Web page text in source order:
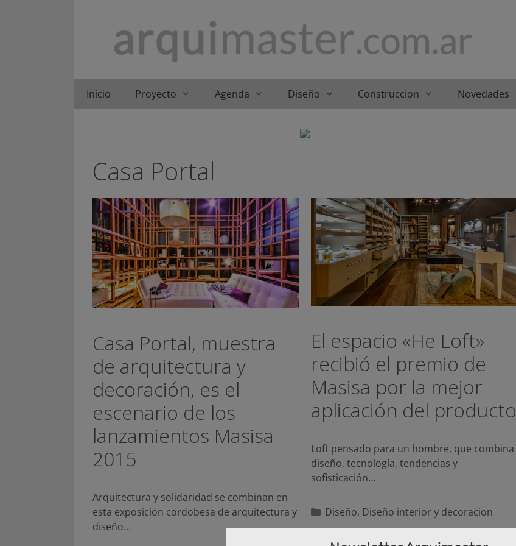
Inicio Proyecto Agenda Diseño Construccion Novedades
Casa Portal
Casa Portal, muestra
de arquitectura y
decoración, es el
escenario de los
lanzamientos Masisa
2015
Arquitectura y solidaridad se combinan en
esta exposición cordobesa de arquitectura y
diseño…
El espacio «He Loft»
recibió el premio de
Masisa por la mejor
aplicación del producto
Loft pensado para un hombre, que combina
diseño, tecnología, tendencias y
sofisticación…
Categorías
Diseño, Diseño interior y decoracion
Etiquetas
Casa Portal , Córdoba loft Masisa